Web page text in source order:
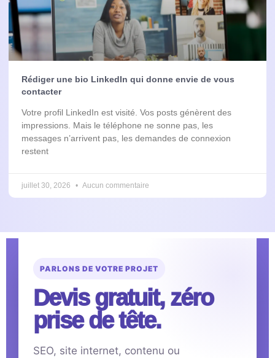
Rédiger une bio LinkedIn qui donne envie de vous
contacter
Votre profil LinkedIn est visité. Vos posts génèrent des
impressions. Mais le téléphone ne sonne pas, les
messages n’arrivent pas, les demandes de connexion
restent
juillet 30, 2026 Aucun commentaire
PARLONS DE VOTRE PROJET
Devis gratuit, zéro
prise de tête.
SEO, site internet, contenu ou